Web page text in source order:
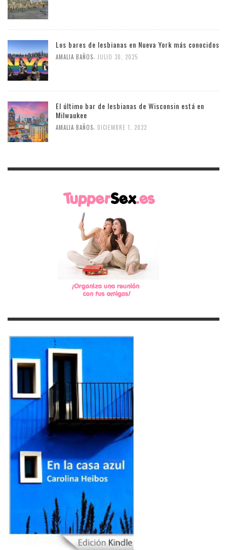
Los bares de lesbianas en Nueva York más conocidos
AMALIA BAÑOS JULIO 30, 2025
El último bar de lesbianas de Wisconsin está en
Milwaukee
AMALIA BAÑOS DICIEMBRE 1, 2022